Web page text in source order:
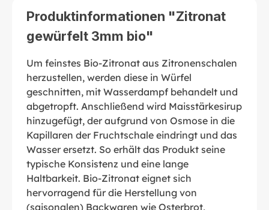
Produktinformationen "Zitronat
gewürfelt 3mm bio"
Um feinstes Bio-Zitronat aus Zitronenschalen
herzustellen, werden diese in Würfel
geschnitten, mit Wasserdampf behandelt und
abgetropft. Anschließend wird Maisstärkesirup
hinzugefügt, der aufgrund von Osmose in die
Kapillaren der Fruchtschale eindringt und das
Wasser ersetzt. So erhält das Produkt seine
typische Konsistenz und eine lange
Haltbarkeit. Bio-Zitronat eignet sich
hervorragend für die Herstellung von
(saisonalen) Backwaren wie Osterbrot,